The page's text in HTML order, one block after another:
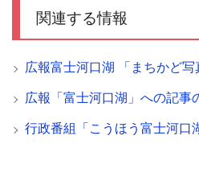
関連する情報
広報富士河口湖 「まちかど
広報「富士河口湖」への記事
行政番組「こうほう富士河口